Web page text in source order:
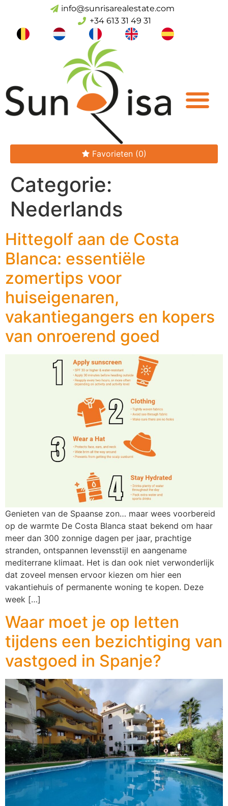
info@sunrisarealestate.com
+34 613 31 49 31
Favorieten (0)
Categorie:
Nederlands
Hittegolf aan de Costa
Blanca: essentiële
zomertips voor
huiseigenaren,
vakantiegangers en kopers
van onroerend goed
Genieten van de Spaanse zon… maar wees voorbereid
op de warmte De Costa Blanca staat bekend om haar
meer dan 300 zonnige dagen per jaar, prachtige
stranden, ontspannen levensstijl en aangename
mediterrane klimaat. Het is dan ook niet verwonderlijk
dat zoveel mensen ervoor kiezen om hier een
vakantiehuis of permanente woning te kopen. Deze
week […]
Waar moet je op letten
tijdens een bezichtiging van
vastgoed in Spanje?